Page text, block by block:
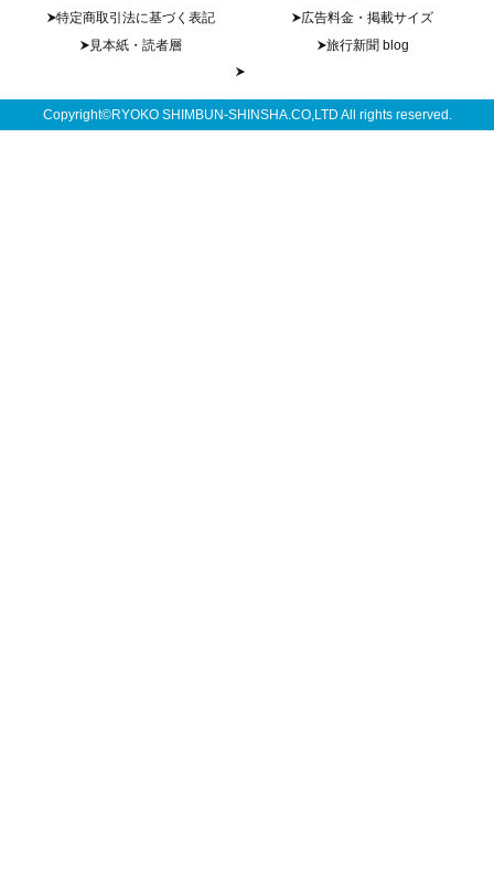
特定商取引法に基づく表記
広告料金・掲載サイズ
見本紙・読者層
旅行新聞 blog
Copyright©RYOKO SHIMBUN-SHINSHA.CO,LTD All rights reserved.